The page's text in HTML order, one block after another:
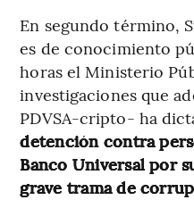
En segundo término,
es de conocimiento
horas el Ministerio
investigaciones que
PDVSA-cripto- ha
detención contra
Banco Universal por
grave trama de